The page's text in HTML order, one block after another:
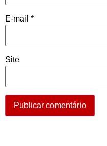
E-mail *
Site